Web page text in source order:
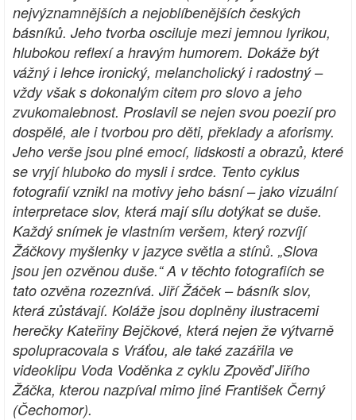
nejvýznamnějších a nejoblíbenějších českých
básníků. Jeho tvorba osciluje mezi jemnou lyrikou,
hlubokou reflexí a hravým humorem. Dokáže být
vážný i lehce ironický, melancholický i radostný –
vždy však s dokonalým citem pro slovo a jeho
zvukomalebnost. Proslavil se nejen svou poezií pro
dospělé, ale i tvorbou pro děti, překlady a aforismy.
Jeho verše jsou plné emocí, lidskosti a obrazů, které
se vryjí hluboko do mysli i srdce. Tento cyklus
fotografií vznikl na motivy jeho básní – jako vizuální
interpretace slov, která mají sílu dotýkat se duše.
Každý snímek je vlastním veršem, který rozvíjí
Žáčkovy myšlenky v jazyce světla a stínů. „Slova
jsou jen ozvěnou duše.“ A v těchto fotografiích se
tato ozvěna rozeznívá. Jiří Žáček – básník slov,
která zůstávají. Koláže jsou doplněny ilustracemi
herečky Kateřiny Bejčkové, která nejen že výtvarně
spolupracovala s Vráťou, ale také zazářila ve
videoklipu Voda Voděnka z cyklu Zpověď Jiřího
Žáčka, kterou nazpíval mimo jiné František Černý
(Čechomor).